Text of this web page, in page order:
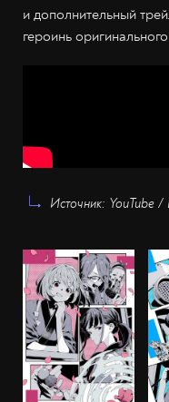
и дополнительный
героинь
Источник: YouTube